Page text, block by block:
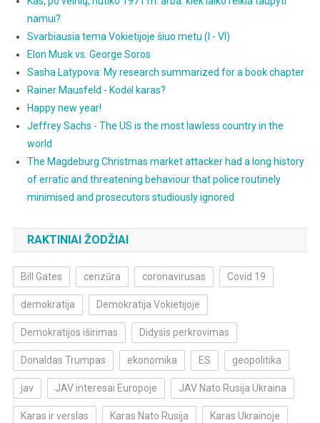
namui?
Svarbiausia tema Vokietijoje šiuo metu (I - VI)
Elon Musk vs. George Soros
Sasha Latypova: My research summarized for a book chapter
Rainer Mausfeld - Kodėl karas?
Happy new year!
Jeffrey Sachs - The US is the most lawless country in the
world
The Magdeburg Christmas market attacker had a long history
of erratic and threatening behaviour that police routinely
minimised and prosecutors studiously ignored
RAKTINIAI ŽODŽIAI
Bill Gates cenzūra coronavirusas Covid 19
demokratija Demokratija Vokietijoje
Demokratijos iširimas Didysis perkrovimas
Donaldas Trumpas ekonomika ES geopolitika
jav JAV interesai Europoje JAV Nato Rusija Ukraina
Karas ir verslas Karas Nato Rusija Karas Ukrainoje